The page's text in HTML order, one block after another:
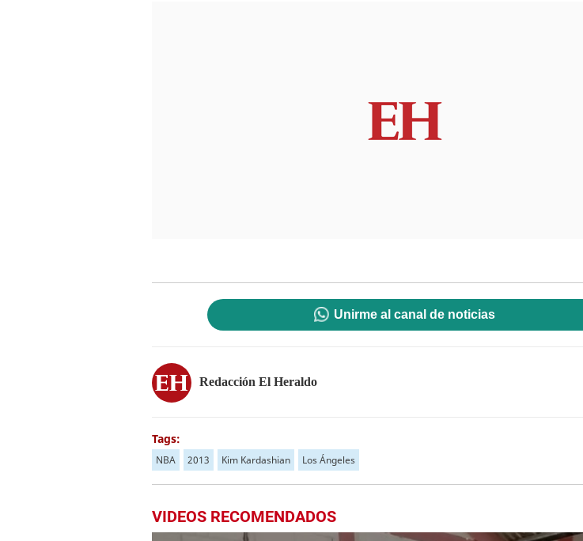
Unirme al canal de noticias
Redacción El Heraldo
Tags:
NBA 2013 Kim Kardashian Los Ángeles
VIDEOS RECOMENDADOS